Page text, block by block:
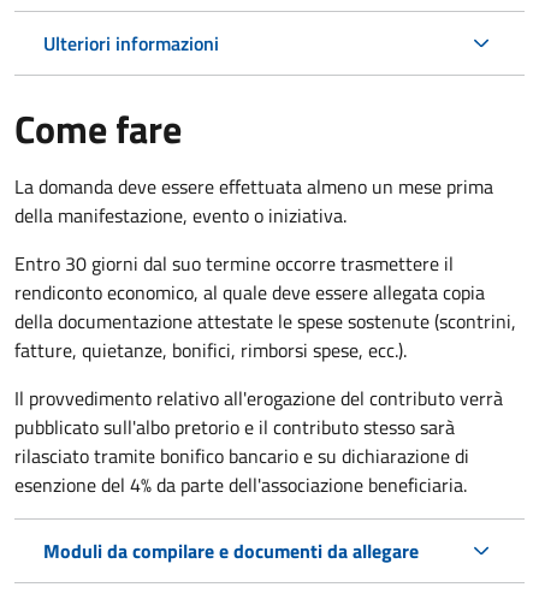
Ulteriori informazioni
Come fare
La domanda deve essere effettuata almeno un mese prima
della manifestazione, evento o iniziativa.
Entro 30 giorni dal suo termine occorre trasmettere il
rendiconto economico, al quale deve essere allegata copia
della documentazione attestate le spese sostenute (scontrini,
fatture, quietanze, bonifici, rimborsi spese, ecc.).
Il provvedimento relativo all'erogazione del contributo verrà
pubblicatosull'albo pretorio e il contributo stesso sarà
rilasciato tramite bonifico bancario e su dichiarazione di
esenzione del 4% da parte dell'associazione beneficiaria.
Moduli da compilare e documenti da allegare